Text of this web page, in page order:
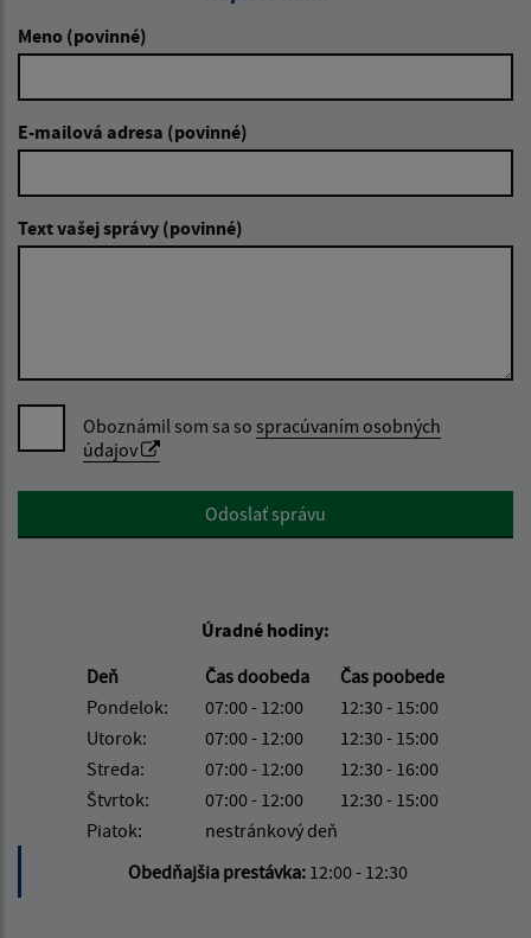
Meno (povinné)
E-mailová adresa (povinné)
Text vašej správy (povinné)
Oboznámil som sa so spracúvaním osobných
údajov
Google reCaptcha ResponseOdoslať správu
Úradné hodiny:
Deň
Čas doobeda
Čas poobede
Pondelok:
07:00 - 12:00
12:30 - 15:00
Utorok:
07:00 - 12:00
12:30 - 15:00
Streda:
07:00 - 12:00
12:30 - 16:00
Štvrtok:
07:00 - 12:00
12:30 - 15:00
Piatok:
nestránkový deň
Obedňajšia prestávka: 12:00 - 12:30